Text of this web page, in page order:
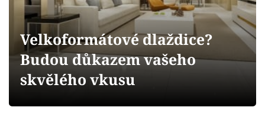
Přihlášení
Sledujte nás
Velkoformátové dlaždice?
Budou důkazem vašeho
skvělého vkusu